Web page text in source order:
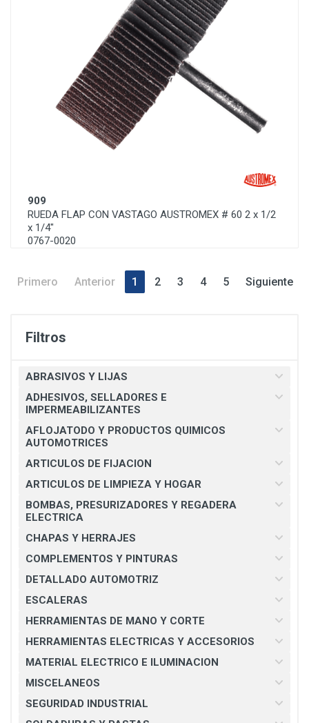
Filtros
ABRASIVOS Y LIJAS
ADHESIVOS, SELLADORES E
IMPERMEABILIZANTES
AFLOJATODO Y PRODUCTOS QUIMICOS
AUTOMOTRICES
ARTICULOS DE FIJACION
ARTICULOS DE LIMPIEZA Y HOGAR
BOMBAS, PRESURIZADORES Y REGADERA
ELECTRICA
CHAPAS Y HERRAJES
COMPLEMENTOS Y PINTURAS
DETALLADO AUTOMOTRIZ
ESCALERAS
HERRAMIENTAS DE MANO Y CORTE
HERRAMIENTAS ELECTRICAS Y ACCESORIOS
MATERIAL ELECTRICO E ILUMINACION
MISCELANEOS
SEGURIDAD INDUSTRIAL
909
RUEDA FLAP CON VASTAGO AUSTROMEX # 60 2 x 1/2
x 1/4"
0767-0020
Primero Anterior 1 2 3 4 5 Siguiente